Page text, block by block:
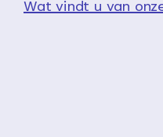
Wat vindt u van